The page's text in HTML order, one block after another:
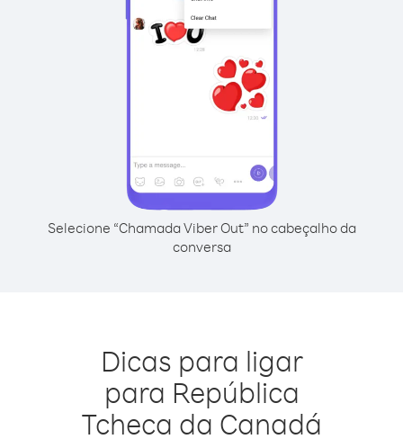
Selecione “Chamada Viber Out” no cabeçalho da
conversa
Dicas para ligar
para República
Tcheca da Canadá